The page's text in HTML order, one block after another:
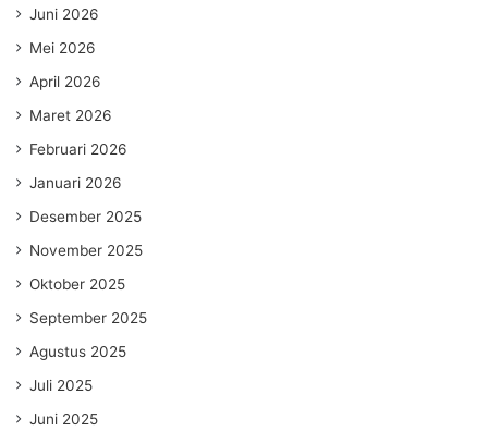
Juni 2026
Mei 2026
April 2026
Maret 2026
Februari 2026
Januari 2026
Desember 2025
November 2025
Oktober 2025
September 2025
Agustus 2025
Juli 2025
Juni 2025